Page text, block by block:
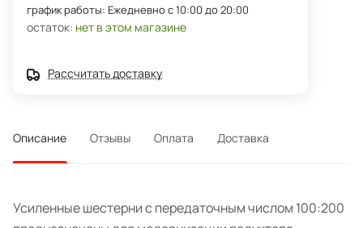
график работы: Ежедневно с 10:00 до 20:00
остаток: нет в этом магазине
Рассчитать доставку
Описание Отзывы Оплата Доставка
Усиленные шестерни с передаточным числом 100:200